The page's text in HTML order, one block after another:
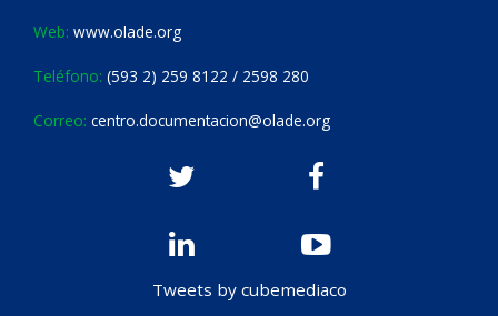
Web: www.olade.org
Teléfono: (593 2) 259 8122 / 2598 280
Correo: centro.documentacion@olade.org
Tweets by cubemediaco